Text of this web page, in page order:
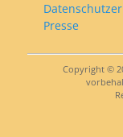
Presse
Copyright ©